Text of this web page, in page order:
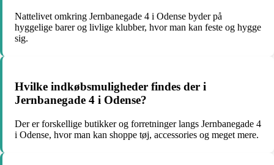
Nattelivet omkring Jernbanegade 4 i Odense byder på
hyggelige barer og livlige klubber, hvor man kan feste og hygge
sig.
Hvilke indkøbsmuligheder findes der i
Jernbanegade 4 i Odense?
Der er forskellige butikker og forretninger langs Jernbanegade 4
i Odense, hvor man kan shoppe tøj, accessories og meget mere.